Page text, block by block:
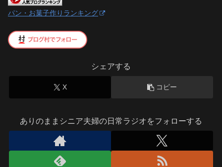
パン・お菓子作りランキング
シェアする
X コピー
ありのままシニア夫婦の日常ラジオをフォローする